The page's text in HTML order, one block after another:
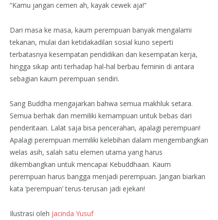
“Kamu jangan cemen ah, kayak cewek aja!”
Dari masa ke masa, kaum perempuan banyak mengalami
tekanan, mulai dari ketidakadilan sosial kuno seperti
terbatasnya kesempatan pendidikan dan kesempatan kerja,
hingga sikap anti terhadap hal-hal berbau feminin di antara
sebagian kaum perempuan sendiri.
Sang Buddha mengajarkan bahwa semua makhluk setara.
Semua berhak dan memiliki kemampuan untuk bebas dari
penderitaan. Lalat saja bisa pencerahan, apalagi perempuan!
Apalagi perempuan memiliki kelebihan dalam mengembangkan
welas asih, salah satu elemen utama yang harus
dikembangkan untuk mencapai Kebuddhaan. Kaum
perempuan harus bangga menjadi perempuan. Jangan biarkan
kata ‘perempuan’ terus-terusan jadi ejekan!
Ilustrasi oleh Jacinda Yusuf